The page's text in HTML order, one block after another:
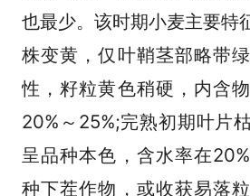
也最少。该时期小麦主要特
株变黄，仅叶鞘茎部略带
性，籽粒黄色稍硬，内含
20%～25%;完熟初期叶片
呈品种本色，含水率在
种下茬作物，或收获易落